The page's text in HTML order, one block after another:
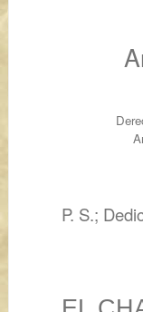
P. S.;